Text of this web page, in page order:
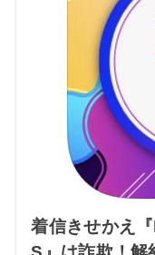
着信きせかえ